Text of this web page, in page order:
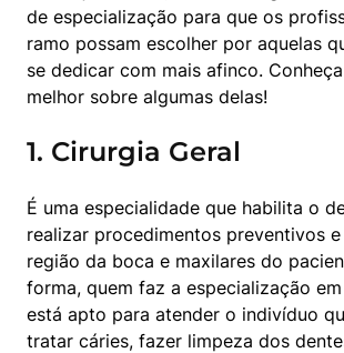
de especialização para que os
ramo possam escolher por aquelas
se dedicar com mais afinco.
melhor sobre algumas delas!
1. Cirurgia Geral
É uma especialidade que habilita o
realizar procedimentos preventivos
região da boca e maxilares do
forma, quem faz a especialização
está apto para atender o indivíduo
tratar cáries, fazer limpeza dos